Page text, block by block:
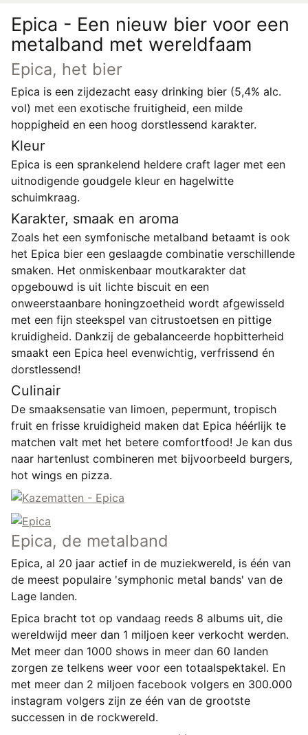
Epica - Een nieuw bier voor een
metalband met wereldfaam
Epica, het bier
Epica is een zijdezacht easy drinking bier (5,4% alc.
vol) met een exotische fruitigheid, een milde
hoppigheid en een hoog dorstlessend karakter.
Kleur
Epica is een sprankelend heldere craft lager met een
uitnodigende goudgele kleur en hagelwitte
schuimkraag.
Karakter, smaak en aroma
Zoals het een symfonische metalband betaamt is ook
het Epica bier een geslaagde combinatie verschillende
smaken. Het onmiskenbaar moutkarakter dat
opgebouwd is uit lichte biscuit en een
onweerstaanbare honingzoetheid wordt afgewisseld
met een fijn steekspel van citrustoetsen en pittige
kruidigheid. Dankzij de gebalanceerde hopbitterheid
smaakt een Epica heel evenwichtig, verfrissend én
dorstlessend!
Culinair
De smaaksensatie van limoen, pepermunt, tropisch
fruit en frisse kruidigheid maken dat Epica héérlijk te
matchen valt met het betere comfortfood! Je kan dus
naar hartenlust combineren met bijvoorbeeld burgers,
hot wings en pizza.
Epica, de metalband
Epica, al 20 jaar actief in de muziekwereld, is één van
de meest populaire 'symphonic metal bands' van de
Lage landen.
Epica bracht tot op vandaag reeds 8 albums uit, die
wereldwijd meer dan 1 miljoen keer verkocht werden.
Met meer dan 1000 shows in meer dan 60 landen
zorgen ze telkens weer voor een totaalspektakel. En
met meer dan 2 miljoen facebook volgers en 300.000
instagram volgers zijn ze één van de grootste
successen in de rockwereld.